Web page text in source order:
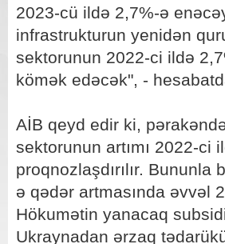
2023-cü ildə 2,7%-ə
infrastrukturun yenidən
sektorunun 2022-ci ildə
kömək edəcək", -
AİB qeyd edir ki,
sektorunun artımı 2022-
proqnozlaşdırılır.
ə qədər artmasında əvvəl
Hökumətin yanacaq
Ukraynadan ərzaq